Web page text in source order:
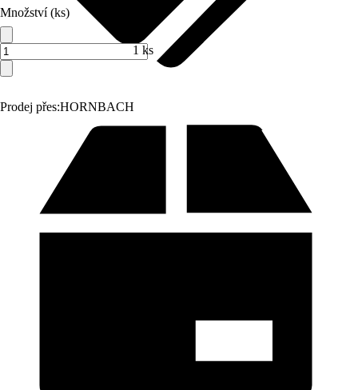
Prodej přes:HORNBACH
Množství (ks)
1 ks